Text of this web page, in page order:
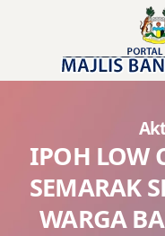
IPOH LOW
SEMARAK
WARGA